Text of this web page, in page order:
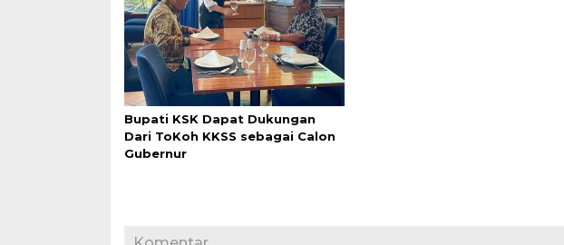
Bupati KSK Dapat Dukungan
Dari ToKoh KKSS sebagai Calon
Gubernur